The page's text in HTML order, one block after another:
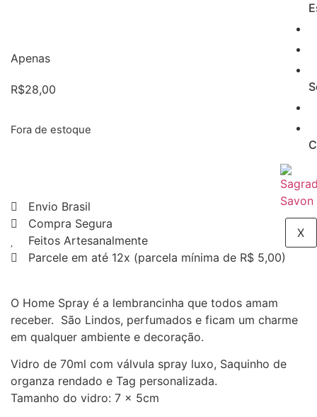
X
avaliações de
clientes
Apenas
R$28,00
Fora de estoque
Envio Brasil
Compra Segura
Feitos Artesanalmente
Parcele em até 12x (parcela mínima de R$ 5,00)
O Home Spray é a lembrancinha que todos amam
receber. São Lindos, perfumados e ficam um charme
em qualquer ambiente e decoração.
Vidro de 70ml com válvula spray luxo, Saquinho de
organza rendado e Tag personalizada.
Tamanho do vidro: 7 x 5cm